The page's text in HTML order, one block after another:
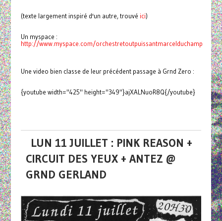
(texte largement inspiré d'un autre, trouvé ici)
Un myspace :
http://www.myspace.com/orchestretoutpuissantmarcelduchamp
Une video bien classe de leur précédent passage à Grnd Zero :
{youtube width="425" height="349"}ajXALNuoR8Q{/youtube}
LUN 11 JUILLET : PINK REASON +
CIRCUIT DES YEUX + ANTEZ @
GRND GERLAND